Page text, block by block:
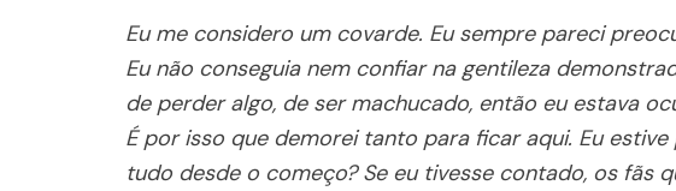
Eu me considero um covarde. Eu sempre pareci
Eu não conseguia nem confiar na gentileza
de perder algo, de ser machucado, então eu estava
É por isso que demorei tanto para ficar aqui. Eu
tudo desde o começo? Se eu tivesse contado, os fãs